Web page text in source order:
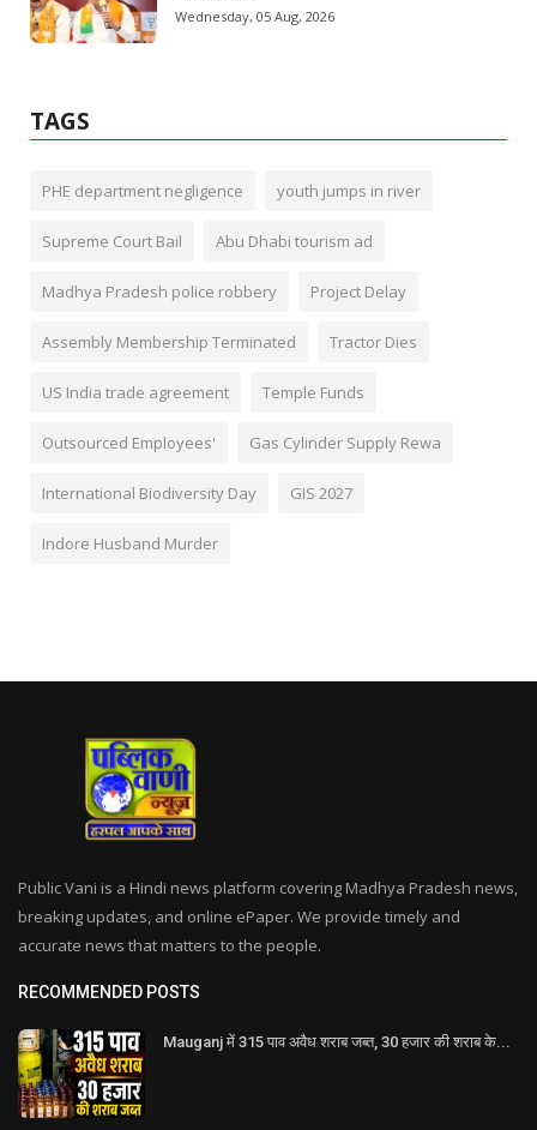
Wednesday, 05 Aug, 2026
TAGS
PHE department negligence youth jumps in river
Supreme Court Bail Abu Dhabi tourism ad
Madhya Pradesh police robbery Project Delay
Assembly Membership Terminated Tractor Dies
US India trade agreement Temple Funds
Outsourced Employees' Gas Cylinder Supply Rewa
International Biodiversity Day GIS 2027
Indore Husband Murder
Public Vani is a Hindi news platform covering Madhya Pradesh news,
breaking updates, and online ePaper. We provide timely and
accurate news that matters to the people.
RECOMMENDED POSTS
Mauganj में 315 पाव अवैध शराब जब्त, 30 हजार की शराब के...